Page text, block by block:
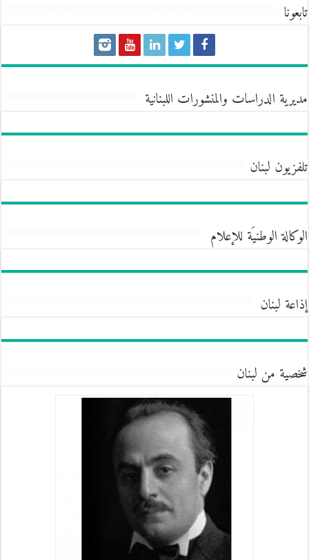
تابعونا
مديرية الدراسات والمنشورات اللبنانية
تلفزيون لبنان
الوكالة الوطنيَة للإعلام
إذاعة لبنان
شخصية من لبنان